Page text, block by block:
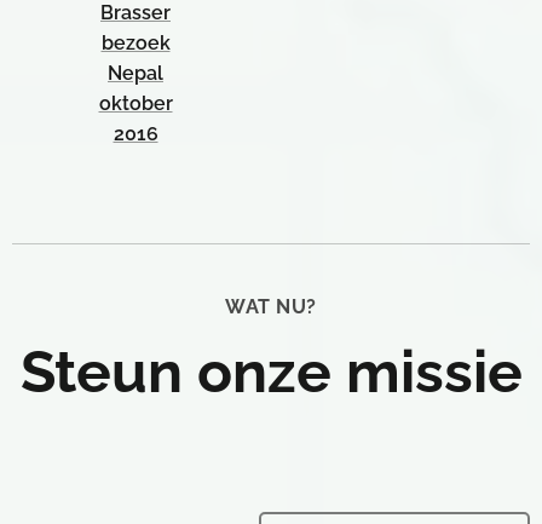
Brasser
bezoek
Nepal
oktober
2016
WAT NU?
Steun onze missie